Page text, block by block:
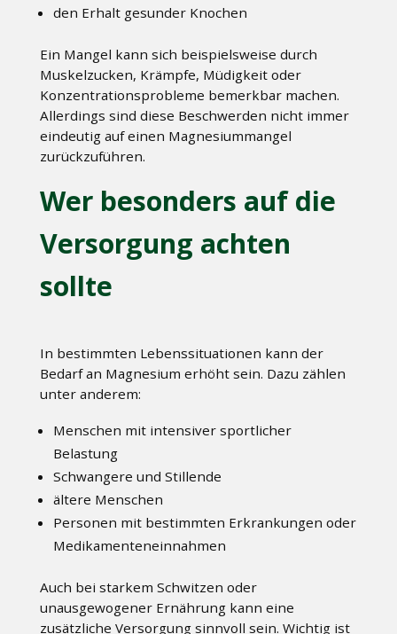
den Erhalt gesunder Knochen
Ein Mangel kann sich beispielsweise durch
Muskelzucken, Krämpfe, Müdigkeit oder
Konzentrationsprobleme bemerkbar machen.
Allerdings sind diese Beschwerden nicht immer
eindeutig auf einen Magnesiummangel
zurückzuführen.
Wer besonders auf die
Versorgung achten
sollte
In bestimmten Lebenssituationen kann der
Bedarf an Magnesium erhöht sein. Dazu zählen
unter anderem:
Menschen mit intensiver sportlicher
Belastung
Schwangere und Stillende
ältere Menschen
Personen mit bestimmten Erkrankungen oder
Medikamenteneinnahmen
Auch bei starkem Schwitzen oder
unausgewogener Ernährung kann eine
zusätzliche Versorgung sinnvoll sein. Wichtig ist